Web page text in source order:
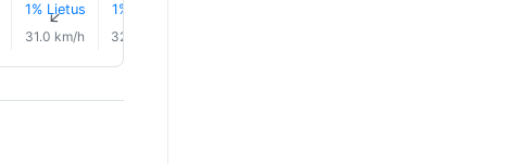
1% Lietus
↑
31.0 km/h
1% Lietus
32.0 km/h